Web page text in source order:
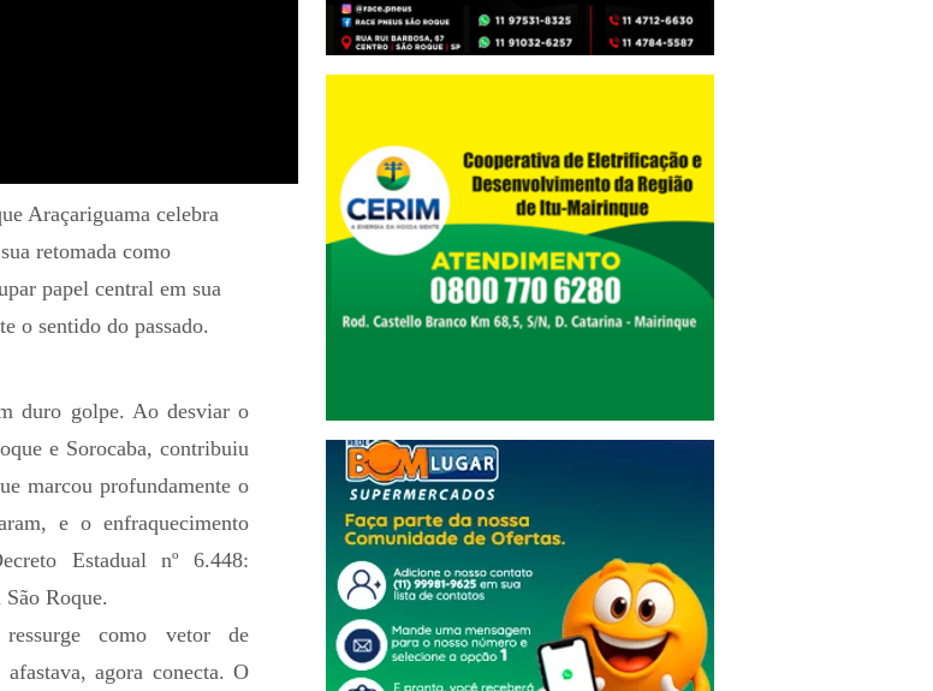
Araçariguama celebra
retomada como
papel central em sua
o sentido do passado.
duro golpe. Ao desviar o
e Sorocaba, contribuiu
marcou profundamente o
e o enfraquecimento
Estadual nº 6.448:
Roque.
como vetor de
agora conecta. O